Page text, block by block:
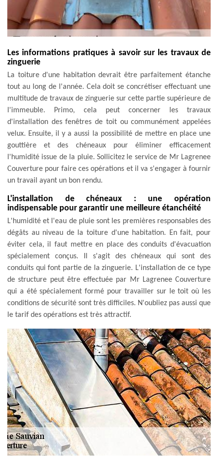
Les informations pratiques à savoir sur les travaux de
zinguerie
La toiture d'une habitation devrait être parfaitement étanche
tout au long de l'année. Cela doit se concrétiser effectuant une
multitude de travaux de zinguerie sur cette partie supérieure de
l'immeuble. Primo, cela peut concerner les travaux
d'installation des fenêtres de toit ou communément appelées
velux. Ensuite, il y a aussi la possibilité de mettre en place une
gouttière et des chéneaux pour éliminer efficacement
l'humidité issue de la pluie. Sollicitez le service de Mr Lagrenee
Couverture pour faire ces opérations et il va s'engager à fournir
un travail ayant un bon rendu.
L'installation de chéneaux : une opération
indispensable pour garantir une meilleure étanchéité
L'humidité et l'eau de pluie sont les premières responsables des
dégâts au niveau de la toiture d'une habitation. En fait, pour
éviter cela, il faut mettre en place des conduits d'évacuation
spécialement conçus. Il s'agit des chéneaux qui sont des
conduits qui font partie de la zinguerie. L'installation de ce type
de structure peut être effectuée par Mr Lagrenee Couverture
qui a été spécialement formé pour travailler sur le toit où les
conditions de sécurité sont très difficiles. N'oubliez pas aussi que
le tarif des opérations est très attractif.